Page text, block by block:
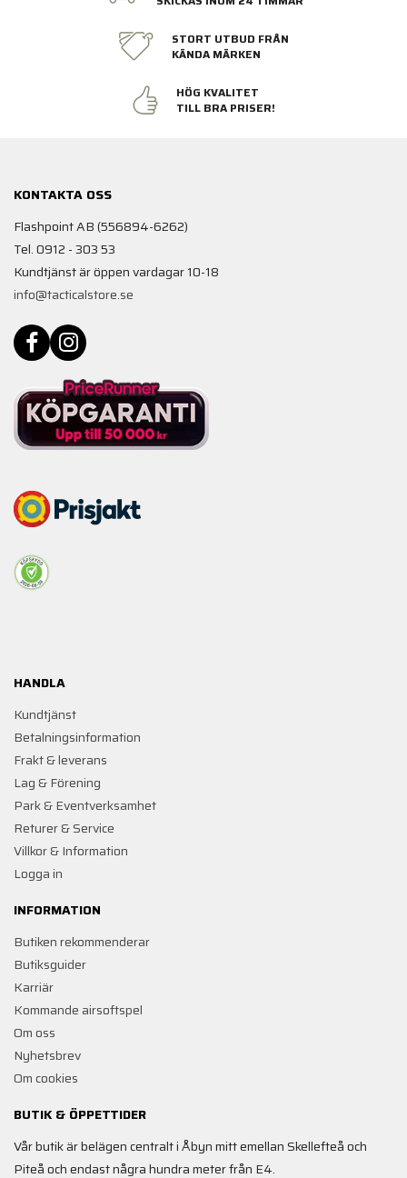
STORT UTBUD FRÅN
KÄNDA MÄRKEN
HÖG KVALITET
TILL BRA PRISER!
KONTAKTA OSS
Flashpoint AB (556894-6262)
Tel. 0912 - 303 53
Kundtjänst är öppen vardagar 10-18
info@tacticalstore.se
HANDLA
Kundtjänst
Betalningsinformation
Frakt & leverans
Lag & Förening
Park & Eventverksamhet
Returer & Service
Villkor & Information
Logga in
INFORMATION
Butiken rekommenderar
Butiksguider
Karriär
Kommande airsoftspel
Om oss
Nyhetsbrev
Om cookies
BUTIK & ÖPPETTIDER
Vår butik är belägen centralt i Åbyn mitt emellan Skellefteå och
Piteå och endast några hundra meter från E4.